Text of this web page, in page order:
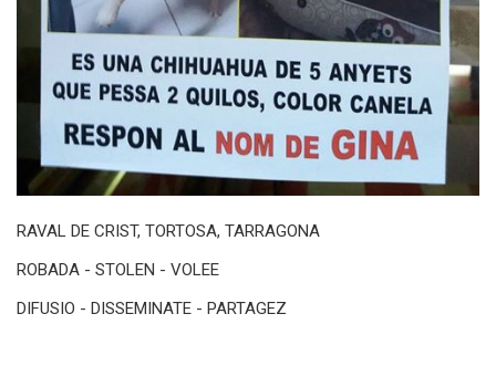
RAVAL DE CRIST, TORTOSA, TARRAGONA
ROBADA - STOLEN - VOLEE
DIFUSIO - DISSEMINATE - PARTAGEZ